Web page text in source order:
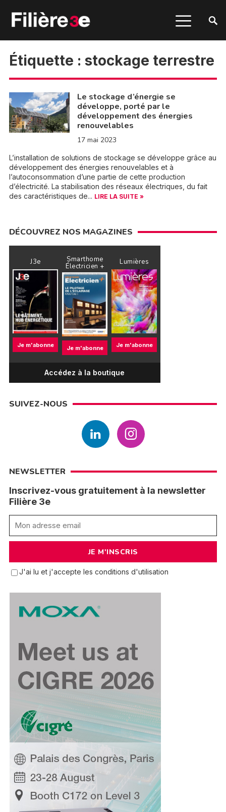
Étiquette : stockage terrestre
Le stockage d’énergie se
développe, porté par le
développement des énergies
renouvelables
17 mai 2023
L’installation de solutions de stockage se développe grâce au
développement des énergies renouvelables et à
l’autoconsommation d’une partie de cette production
d’électricité. La stabilisation des réseaux électriques, du fait
des caractéristiques de... LIRE LA SUITE »
DÉCOUVREZ NOS MAGAZINES
J3e
Je m'abonne
Smarthome
Électricien +
Je m'abonne
Lumières
Je m'abonne
Accédez à la boutique
SUIVEZ-NOUS
NEWSLETTER
Inscrivez-vous gratuitement à la newsletter
Filière 3e
J'ai lu et j'accepte les conditions d'utilisation